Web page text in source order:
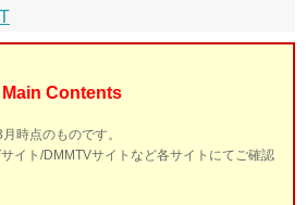
Main Contents
時点のものです。
イト/DMMTVサイトなど各サイトにてご確認